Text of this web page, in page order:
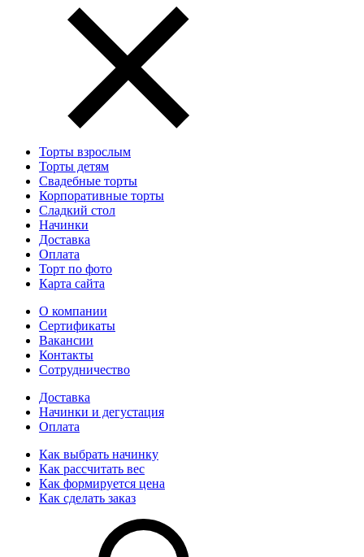
Торты взрослым
Торты детям
Свадебные торты
Корпоративные торты
Сладкий стол
Начинки
Доставка
Оплата
Торт по фото
Карта сайта
О компании
Сертификаты
Вакансии
Контакты
Сотрудничество
Доставка
Начинки и дегустация
Оплата
Как выбрать начинку
Как рассчитать вес
Как формируется цена
Как сделать заказ